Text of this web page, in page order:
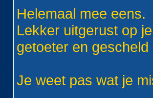
Helemaal mee eens.
Lekker uitgerust op
getoeter en
Je weet pas wat je